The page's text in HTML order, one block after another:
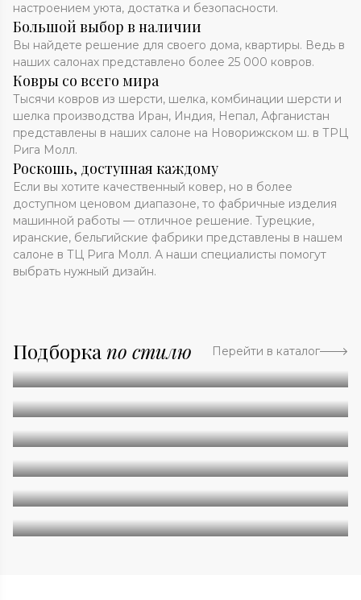
настроением уюта, достатка и безопасности.
Большой выбор в наличии
Вы найдете решение для своего дома, квартиры. Ведь в
наших салонах представлено более 25 000 ковров.
Ковры со всего мира
Тысячи ковров из шерсти, шелка, комбинации шерсти и
шелка производства Иран, Индия, Непал, Афганистан
представлены в наших салоне на Новорижском ш. в ТРЦ
Рига Молл.
Роскошь, доступная каждому
Если вы хотите качественный ковер, но в более
доступном ценовом диапазоне, то фабричные изделия
машинной работы — отличное решение. Турецкие,
иранские, бельгийские фабрики представлены в нашем
салоне в ТЦ Рига Молл. А наши специалисты помогут
выбрать нужный дизайн.
Подборка по стилю Перейти в каталог
Абстракция
Однотонные
Геометрия
Классические
Современные
Дизайнерские